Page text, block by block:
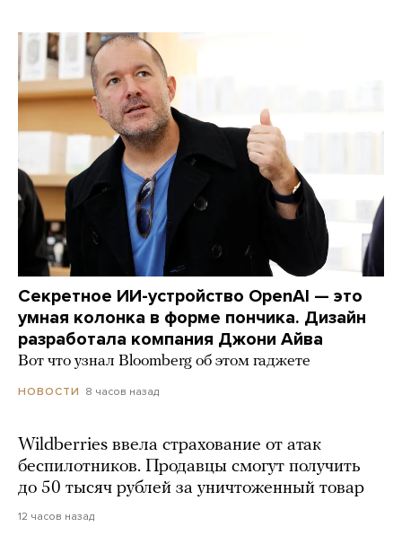
Секретное ИИ-устройство OpenAI — это
умная колонка в форме пончика. Дизайн
разработала компания Джони Айва
Вот что узнал Bloomberg об этом гаджете
НОВОСТИ 8 часов назад
Wildberries ввела страхование от атак
беспилотников. Продавцы смогут получить
до 50 тысяч рублей за уничтоженный товар
12 часов назад